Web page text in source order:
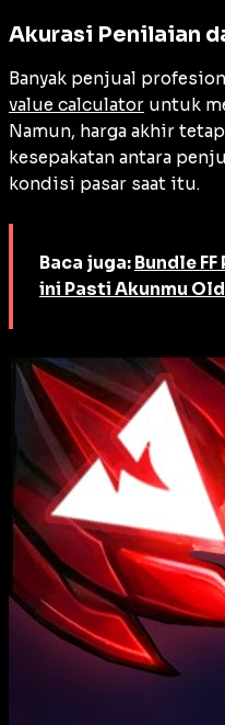
Akurasi Penilaian
Banyak penjual
value calculator untuk
Namun, harga akhir
kesepakatan antara
kondisi pasar saat itu.
Baca juga: Bundle
ini Pasti Akunmu